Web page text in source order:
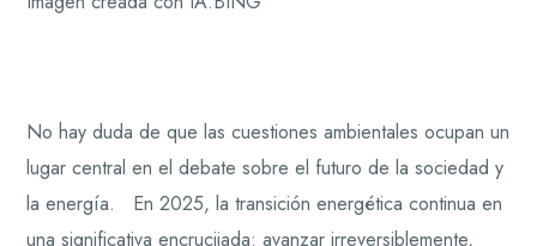
No hay duda de que las cuestiones ambientales ocupan un
lugar central en el debate sobre el futuro de la sociedad y
la energía. En 2025, la transición energética continua en
una significativa encrucijada: avanzar irreversiblemente,